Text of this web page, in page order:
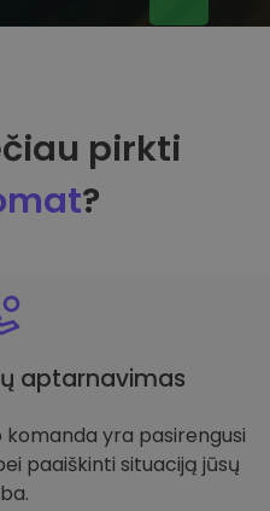
pirkti
?
aptarnavimas
yra pasirengusi
paaiškinti situaciją jūsų